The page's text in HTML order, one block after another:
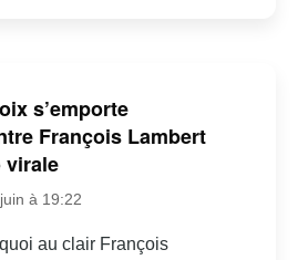
s’emporte
François Lambert
virale
à 19:22
au clair François